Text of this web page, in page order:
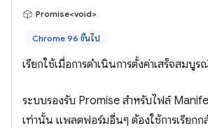
Promise<void>
Chrome 96 ขึ้นไป
เรียกใช้เมื่อการดำเนินการตั้งค่าเสร็จสมบูร
ระบบรองรับ Promise สำหรับไฟล์
เท่านั้น แพลตฟอร์มอื่นๆ ต้องใช้การเรียกก